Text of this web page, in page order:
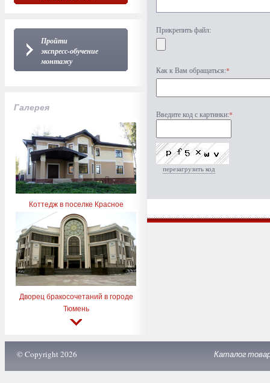
Пройти
экспресс-обучение
монтажу
Галерея
Коттедж в поселке Красное
Дворец бракосочетаний в городе
Тюмень
Прикрепить файл:
Как к Вам обращаться:*
Введите код с картинки:*
перезагрузить код
© Copyright 2026 Каталог